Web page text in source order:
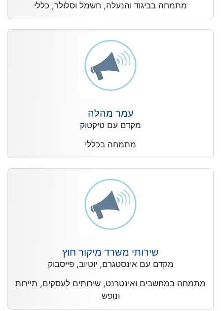
מתמחה בביגוד והנעלה, חשמל וסלולר, כללי
עמר מהלה
מקדם עם טיקטוק
מתמחה בכללי
שירותי משרד מיקור חוץ
מקדם עם אינסטגרם, יוטיוב, פייסבוק
מתמחה במחשבים ואינטרנט, שירותים לעסקים, תיירות
ונופש